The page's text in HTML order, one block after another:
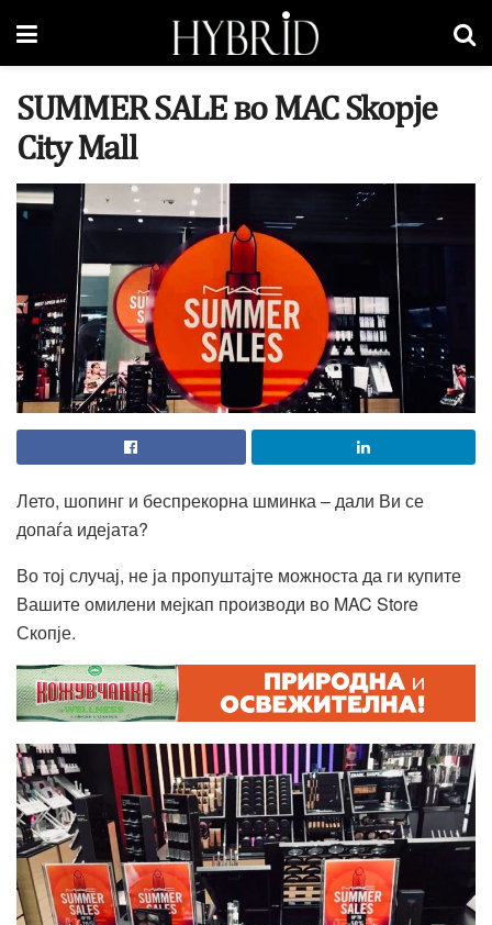
SUMMER SALE во MAC Skopje
City Mall
Лето, шопинг и беспрекорна шминка – дали Ви се
допаѓа идејата?
Во тој случај, не ја пропуштајте можноста да ги купите
Вашите омилени мејкап производи во MAC Store
Скопје.